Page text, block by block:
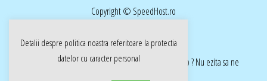
Copyright © SpeedHost.ro
realizat de Dow Media | ai nevoie de o pagina web ? Nu ezita sa ne
Detalii despre politica noastra referitoare la protectia
datelor cu caracter personal